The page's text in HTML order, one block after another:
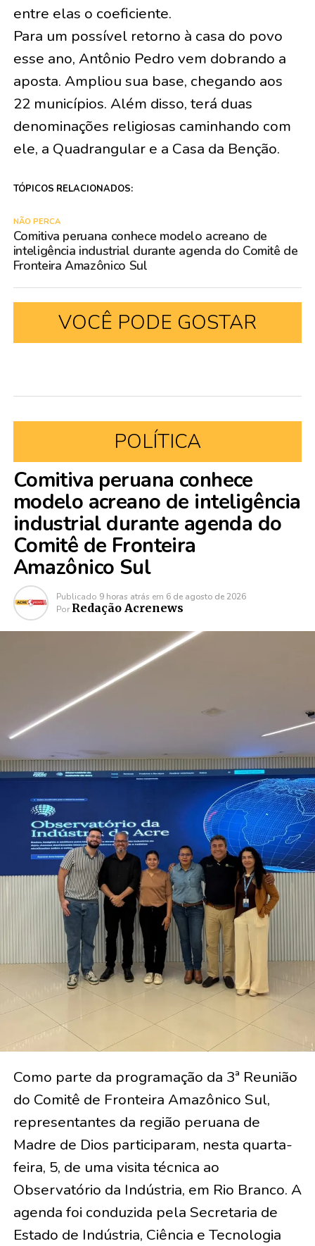
entre elas o coeficiente.
Para um possível retorno à casa do povo
esse ano, Antônio Pedro vem dobrando a
aposta. Ampliou sua base, chegando aos
22 municípios. Além disso, terá duas
denominações religiosas caminhando com
ele, a Quadrangular e a Casa da Benção.
TÓPICOS RELACIONADOS:
NÃO PERCA
Comitiva peruana conhece modelo acreano de
inteligência industrial durante agenda do Comitê de
Fronteira Amazônico Sul
VOCÊ PODE GOSTAR
POLÍTICA
Comitiva peruana conhece
modelo acreano de inteligência
industrial durante agenda do
Comitê de Fronteira
Amazônico Sul
Publicado 9 horas atrás em 6 de agosto de 2026
Por Redação Acrenews
Como parte da programação da 3ª Reunião
do Comitê de Fronteira Amazônico Sul,
representantes da região peruana de
Madre de Dios participaram, nesta quarta-
feira, 5, de uma visita técnica ao
Observatório da Indústria, em Rio Branco. A
agenda foi conduzida pela Secretaria de
Estado de Indústria, Ciência e Tecnologia